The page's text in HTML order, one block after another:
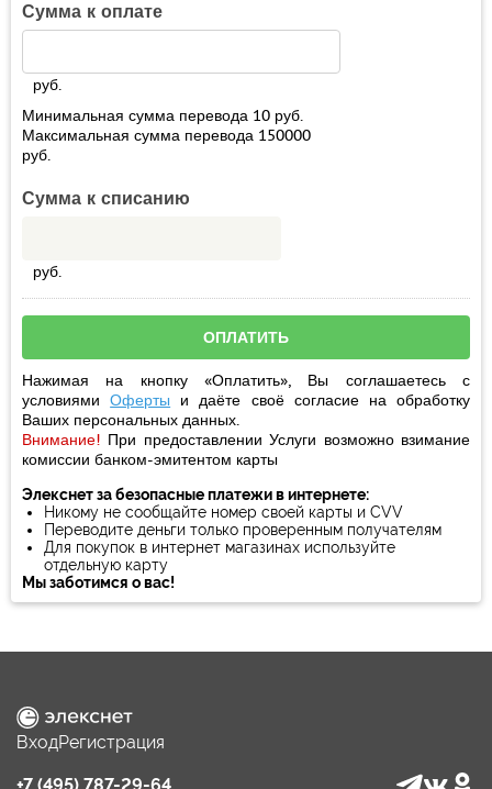
Сумма к оплате
руб.
Минимальная сумма перевода 10 руб.
Максимальная сумма перевода 150000
руб.
Сумма к списанию
руб.
Нажимая на кнопку «Оплатить», Вы соглашаетесь с
условиямиОферты и даёте своё согласиена обработку
Ваших персональных данных.
Внимание! При предоставлении Услуги возможно взимание
комиссии банком-эмитентом карты
Элекснет за безопасные платежи в интернете:
Никому не сообщайте номер своей карты и CVV
Переводите деньги только проверенным получателям
Для покупок в интернет магазинах используйте
отдельную карту
Мы заботимся о вас!
ВходРегистрация